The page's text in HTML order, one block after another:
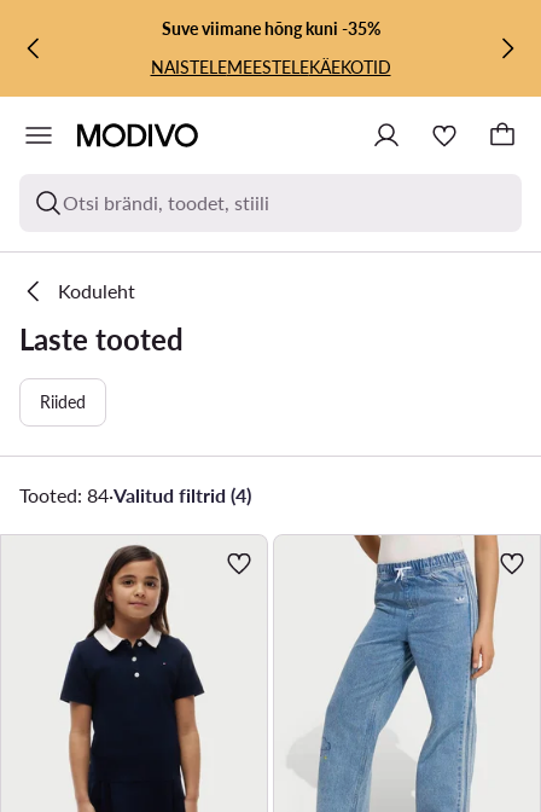
LIIGU PÕHISISU JUURDE
MINE OTSINGUSSESuve viimane hõng kuni -35%
NAISTELEMEESTELEKÄEKOTID
Otsi brändi, toodet, stiili
Koduleht
Laste tooted
Riided
Tooted: 84·Valitud filtrid (4)